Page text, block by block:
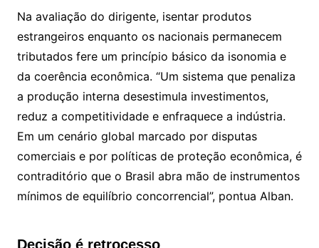
Na avaliação do dirigente, isentar produtos
estrangeiros enquanto os nacionais permanecem
tributados fere um princípio básico da isonomia e
da coerência econômica. “Um sistema que penaliza
a produção interna desestimula investimentos,
reduz a competitividade e enfraquece a indústria.
Em um cenário global marcado por disputas
comerciais e por políticas de proteção econômica, é
contraditório que o Brasil abra mão de instrumentos
mínimos de equilíbrio concorrencial”, pontua Alban.
Decisão é retrocesso